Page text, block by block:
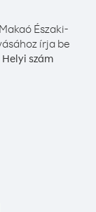
Makaó Északi-
írja be
Helyi szám